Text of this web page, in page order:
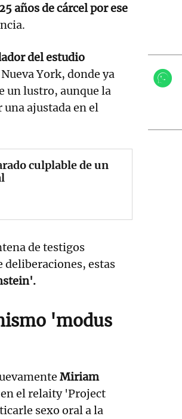
años de cárcel por ese
del estudio
York, donde ya
un lustro, aunque la
una ajustada en el
culplable de un
de testigos
deliberaciones, estas
'modus
Miriam
el relaity 'Project
sexo oral a la